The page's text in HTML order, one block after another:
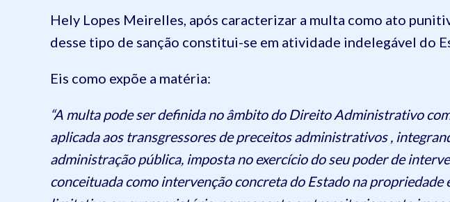
Hely Lopes Meirelles, após caracterizar a multa como ato
desse tipo de sanção constitui-se em atividade indelegável do
Eis como expõe a matéria:
“A multa pode ser definida no âmbito do Direito Administrativo
aplicada aos transgressores de preceitos administrativos ,
administração pública, imposta no exercício do seu poder de
conceituada como intervenção concreta do Estado na propriedade